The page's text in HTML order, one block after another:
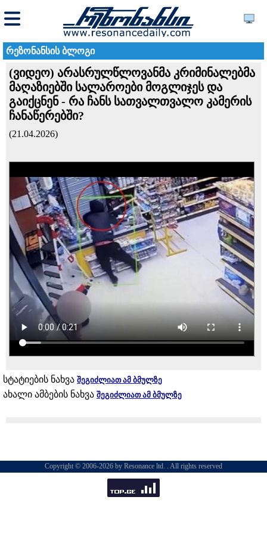
რეზონანსის ბლოგი
(ვიდეო) არასრულწლოვანმა კრიმინალებმა
მაღაზიებში სალაროები მოგლიჯეს და
გაიქცნენ - რა ჩანს სათვალთვალო კამერის
ჩანაწერებში?
(21.04.2026)
სტატიების ნახვა შეგიძლიათ ამ ბმულზე
ახალი ამბების ნახვა შეგიძლიათ ამ ბმულზე
Copyright © 2006-2026 by Resonance ltd. . All rights reserved